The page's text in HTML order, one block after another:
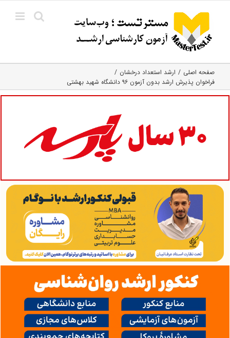
content
صفحه اصلی
ارشد استعداد درخشان
فراخوان پذیرش ارشد بدون آزمون ۹۶ دانشگاه شهید بهشتی